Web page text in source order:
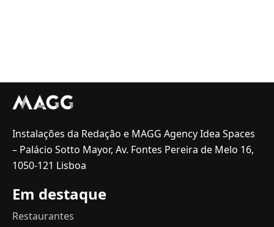
Instalações da Redação e MAGG Agency Idea Spaces
– Palácio Sotto Mayor, Av. Fontes Pereira de Melo 16,
1050-121 Lisboa
Em destaque
Restaurantes